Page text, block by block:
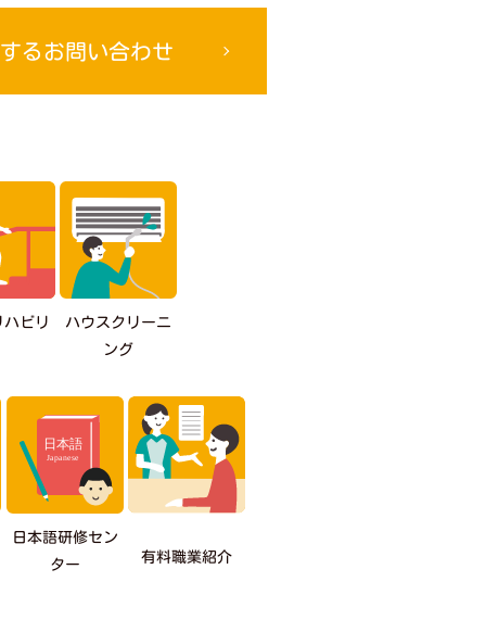
るお問い合わせ
ビリ ハウスクリーニ
ング
日本語研修セン
ター 有料職業紹介